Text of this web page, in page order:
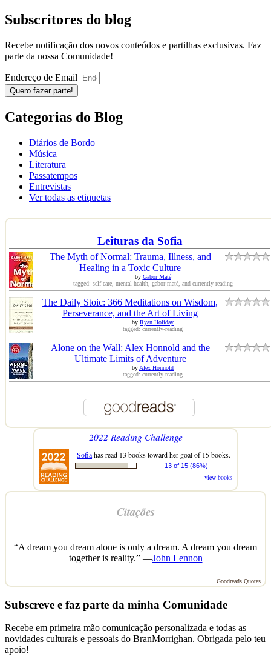
Subscritores do blog
Recebe notificação dos novos conteúdos e partilhas exclusivas. Faz
parte da nossa Comunidade!
Endereço de Email
Quero fazer parte!
Categorias do Blog
Diários de Bordo
Música
Literatura
Passatempos
Entrevistas
Ver todas as etiquetas
Leituras da Sofia
The Myth of Normal: Trauma, Illness, and
Healing in a Toxic Culture
by Gabor Maté
tagged: self-care, mental-health, gabor-maté, and currently-reading
The Daily Stoic: 366 Meditations on Wisdom,
Perseverance, and the Art of Living
by Ryan Holiday
tagged: currently-reading
Alone on the Wall: Alex Honnold and the
Ultimate Limits of Adventure
byAlex Honnold
tagged: currently-reading
2022 Reading Challenge
Sofiahas read 13 books toward her goal of 15 books.
13 of 15 (86%)
view books
Citações
“A dream you dream alone is only a dream. A dream you dream
together is reality.” —John Lennon
Goodreads Quotes
Subscreve e faz parte da minha Comunidade
Recebe em primeira mão comunicação personalizada e todas as
novidades culturais e pessoais do BranMorrighan. Obrigada pelo teu
apoio!